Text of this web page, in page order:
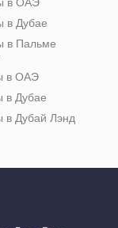
в ОАЭ
в Дубае
в Пальме
в ОАЭ
в Дубае
в Дубай Лэнд